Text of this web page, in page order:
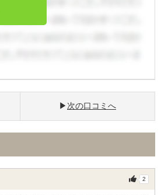
次の口コミへ
2